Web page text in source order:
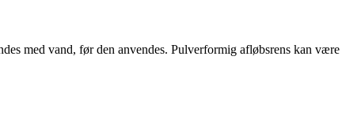
med vand, før den anvendes. Pulverformig afløbsrens kan være